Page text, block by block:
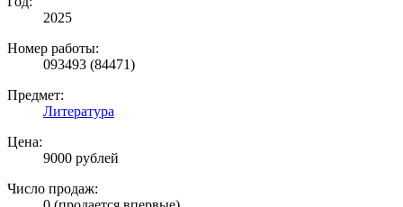
2025
Номер работы:
093493 (84471)
Предмет:
Литература
Цена:
9000 рублей
Число продаж: